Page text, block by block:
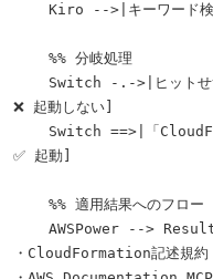
Kiro -->|キーワード
    %% 分岐処理
Switch -.->|ヒットせ
❌ 起動しない]
Switch ==>|「
✅ 起動]
    %% 適用結果へのフロー
AWSPower -->
・CloudFormation記述規約